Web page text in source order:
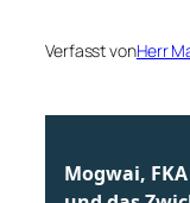
Verfasst vonHerr